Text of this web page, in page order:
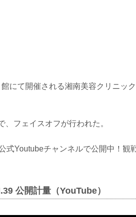
にて開催される湘南美容クリニッ
フェイスオフが行われた。
式Youtubeチャンネルで公開中！観
公開計量（YouTube）